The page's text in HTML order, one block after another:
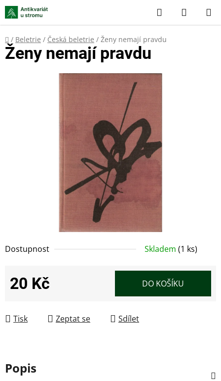
Přejít
na
obsah
Hledat
KOŠÍK
Domů
/ Beletrie / Česká beletrie / Ženy nemají pravdu
Dostupnost Skladem (1 ks)
20 Kč DO KOŠÍKU
Tisk Zeptat se Sdílet
Ženy nemají pravdu
Popis